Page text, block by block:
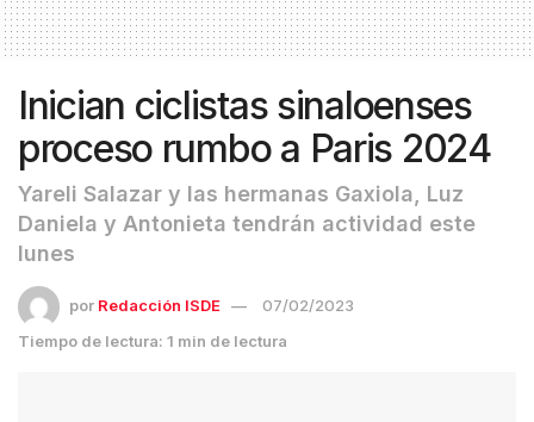
Inician ciclistas sinaloenses
proceso rumbo a Paris 2024
Yareli Salazar y las hermanas Gaxiola, Luz
Daniela y Antonieta tendrán actividad este
lunes
por Redacción ISDE
07/02/2023
Tiempo de lectura: 1 min de lectura